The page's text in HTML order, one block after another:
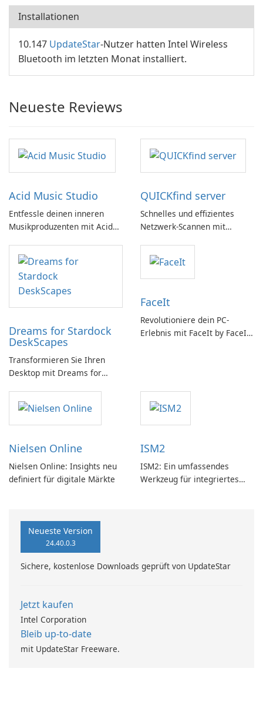
Installationen
10.147 UpdateStar-Nutzer hatten Intel Wireless
Bluetooth im letzten Monat installiert.
Neueste Reviews
Acid Music Studio
Entfessle deinen inneren
Musikproduzenten mit Acid
QUICKfind server
Schnelles und effizientes
Netzwerk-Scannen mit
Dreams for Stardock
DeskScapes
Transformieren Sie Ihren
Desktop mit Dreams for
FaceIt
Revolutioniere dein PC-
Erlebnis mit FaceIt by FaceIt
Nielsen Online
Nielsen Online: Insights neu
definiert für digitale Märkte
ISM2
ISM2: Ein umfassendes
Werkzeug für integriertes
Neueste Version
24.40.0.3
Sichere, kostenlose Downloads geprüft von UpdateStar
Jetzt kaufen
Intel Corporation
Bleib up-to-date
mit UpdateStar Freeware.